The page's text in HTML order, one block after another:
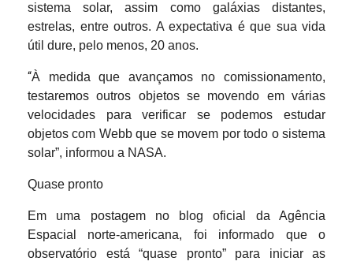
sistema solar, assim como galáxias distantes,
estrelas, entre outros. A expectativa é que sua vida
útil dure, pelo menos, 20 anos.
“À medida que avançamos no comissionamento,
testaremos outros objetos se movendo em várias
velocidades para verificar se podemos estudar
objetos com Webb que se movem por todo o sistema
solar”, informou a NASA.
Quase pronto
Em uma postagem no blog oficial da Agência
Espacial norte-americana, foi informado que o
observatório está “quase pronto” para iniciar as